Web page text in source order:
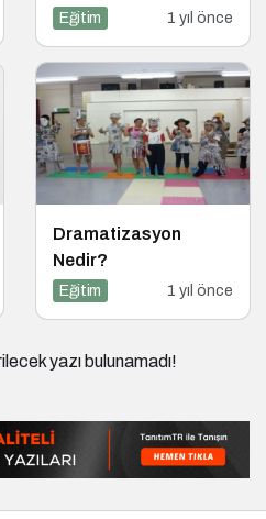
Üniversitesi’nde
Okuryazarlığı
Dersinin Konuğu Oldu
Eğitim 1 yıl önce
Dramatizasyon
Nedir?
Eğitim 1 yıl önce
yazı bulunamadı!